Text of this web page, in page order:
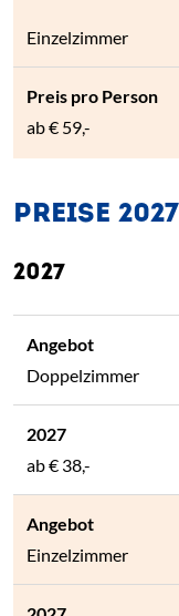
Einzelzimmer
ab€ 59,-
PREISE 2027
2027
Doppelzimmer
ab€ 38,-
Einzelzimmer